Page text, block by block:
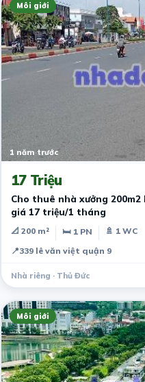
Môi giới
1 năm trước
17 Triệu
Cho thuê nhà xưởng
giá 17 triệu/1 tháng
📐 200 m² 🛏 1 PN
🚿 1 WC
📍339 lê văn việt quận 9
Nhà riêng · Thủ Đức
Môi giới